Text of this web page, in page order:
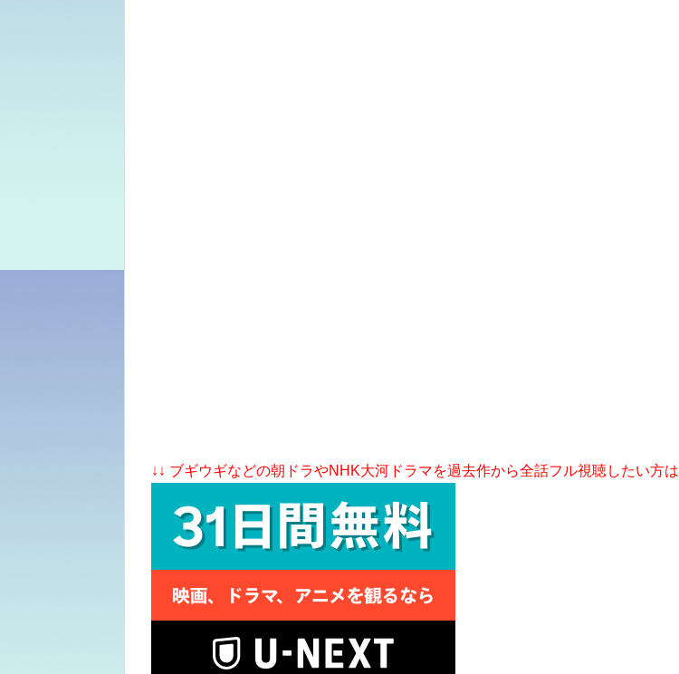
↓↓ ブギウギなどの朝ドラやNHK大河ドラマを過去作から全話フル視聴したい方は